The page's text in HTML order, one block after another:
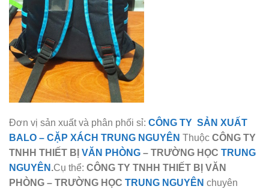
Đơn vị sản xuất và phân phối sỉ: CÔNG TY SẢN XUẤT
BALO – CẶP XÁCH TRUNG NGUYÊN Thuộc CÔNG TY
TNHH THIẾT BỊ VĂN PHÒNG – TRƯỜNG HỌC TRUNG
NGUYÊN .Cụ thể: CÔNG TY TNHH THIẾT BỊ VĂN
PHÒNG – TRƯỜNG HỌC TRUNG NGUYÊN chuyên